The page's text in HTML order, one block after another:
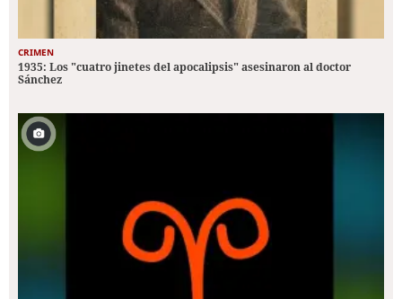
CRIMEN
1935: Los "cuatro jinetes del apocalipsis" asesinaron al doctor
Sánchez